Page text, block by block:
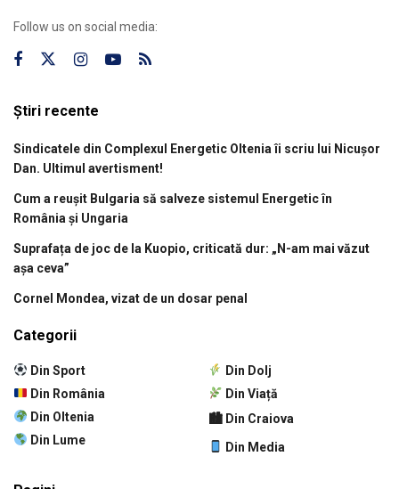
Follow us on social media:
Știri recente
Sindicatele din Complexul Energetic Oltenia îi scriu lui Nicușor
Dan. Ultimul avertisment!
Cum a reușit Bulgaria să salveze sistemul Energetic în
România și Ungaria
Suprafața de joc de la Kuopio, criticată dur: „N-am mai văzut
așa ceva”
Cornel Mondea, vizat de un dosar penal
Categorii
Din Sport
Din România
Din Oltenia
Din Lume
Din Dolj
Din Viață
🏙 Din Craiova
Din Media